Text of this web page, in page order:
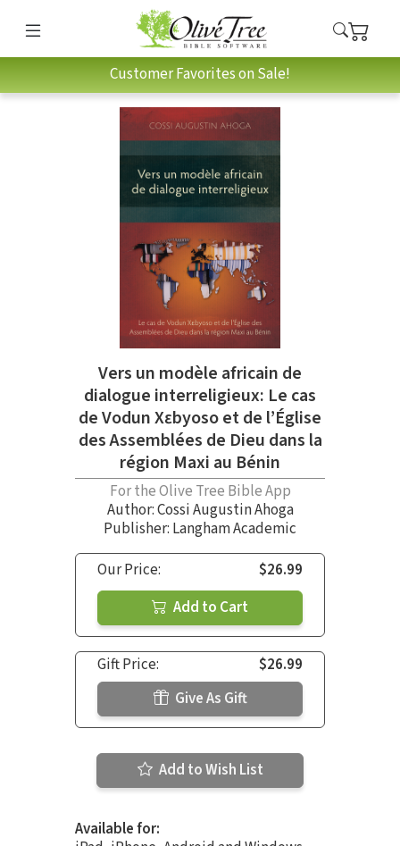
Customer Favorites on Sale!
Vers un modèle africain de
dialogue interreligieux: Le cas
de Vodun Xɛbyoso et de l’Église
des Assemblées de Dieu dans la
région Maxi au Bénin
For the Olive Tree Bible App
Author:Cossi Augustin Ahoga
Publisher: Langham Academic
Our Price:
$26.99
Add to Cart
Gift Price:
$26.99
Give As Gift
Add to Wish List
Available for: